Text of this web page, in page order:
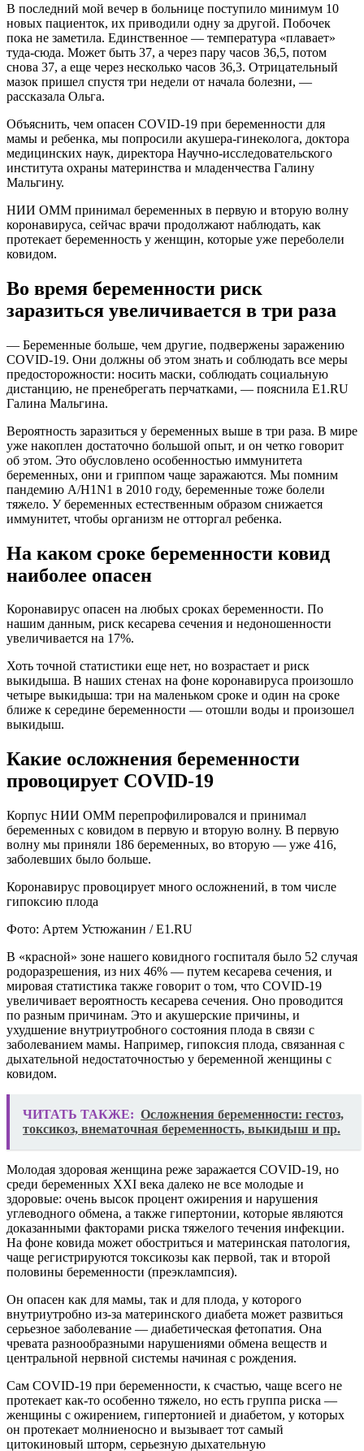
В последний мой вечер в больнице поступило минимум 10
новых пациенток, их приводили одну за другой. Побочек
пока не заметила. Единственное — температура «плавает»
туда-сюда. Может быть 37, а через пару часов 36,5, потом
снова 37, а еще через несколько часов 36,3. Отрицательный
мазок пришел спустя три недели от начала болезни, —
рассказала Ольга.
Объяснить, чем опасен COVID-19 при беременности для
мамы и ребенка, мы попросили акушера-гинеколога, доктора
медицинских наук, директора Научно-исследовательского
института охраны материнства и младенчества Галину
Мальгину.
НИИ ОММ принимал беременных в первую и вторую волну
коронавируса, сейчас врачи продолжают наблюдать, как
протекает беременность у женщин, которые уже переболели
ковидом.
Во время беременности риск
заразиться увеличивается в три раза
— Беременные больше, чем другие, подвержены заражению
COVID-19. Они должны об этом знать и соблюдать все меры
предосторожности: носить маски, соблюдать социальную
дистанцию, не пренебрегать перчатками, — пояснила Е1.RU
Галина Мальгина.
Вероятность заразиться у беременных выше в три раза. В мире
уже накоплен достаточно большой опыт, и он четко говорит
об этом. Это обусловлено особенностью иммунитета
беременных, они и гриппом чаще заражаются. Мы помним
пандемию A/H1N1 в 2010 году, беременные тоже болели
тяжело. У беременных естественным образом снижается
иммунитет, чтобы организм не отторгал ребенка.
На каком сроке беременности ковид
наиболее опасен
Коронавирус опасен на любых сроках беременности. По
нашим данным, риск кесарева сечения и недоношенности
увеличивается на 17%.
Хоть точной статистики еще нет, но возрастает и риск
выкидыша. В наших стенах на фоне коронавируса произошло
четыре выкидыша: три на маленьком сроке и один на сроке
ближе к середине беременности — отошли воды и произошел
выкидыш.
Какие осложнения беременности
провоцирует COVID-19
Корпус НИИ ОММ перепрофилировался и принимал
беременных с ковидом в первую и вторую волну. В первую
волну мы приняли 186 беременных, во вторую — уже 416,
заболевших было больше.
Коронавирус провоцирует много осложнений, в том числе
гипоксию плода
Фото: Артем Устюжанин / Е1.RU
В «красной» зоне нашего ковидного госпиталя было 52 случая
родоразрешения, из них 46% — путем кесарева сечения, и
мировая статистика также говорит о том, что COVID-19
увеличивает вероятность кесарева сечения. Оно проводится
по разным причинам. Это и акушерские причины, и
ухудшение внутриутробного состояния плода в связи с
заболеванием мамы. Например, гипоксия плода, связанная с
дыхательной недостаточностью у беременной женщины с
ковидом.
ЧИТАТЬ ТАКЖЕ: Осложнения беременности: гестоз,
токсикоз, внематочная беременность, выкидыш и пр.
Молодая здоровая женщина реже заражается COVID-19, но
среди беременных XXI века далеко не все молодые и
здоровые: очень высок процент ожирения и нарушения
углеводного обмена, а также гипертонии, которые являются
доказанными факторами риска тяжелого течения инфекции.
На фоне ковида может обостриться и материнская патология,
чаще регистрируются токсикозы как первой, так и второй
половины беременности (преэклампсия).
Он опасен как для мамы, так и для плода, у которого
внутриутробно из-за материнского диабета может развиться
серьезное заболевание — диабетическая фетопатия. Она
чревата разнообразными нарушениями обмена веществ и
центральной нервной системы начиная с рождения.
Сам COVID-19 при беременности, к счастью, чаще всего не
протекает как-то особенно тяжело, но есть группа риска —
женщины с ожирением, гипертонией и диабетом, у которых
он протекает молниеносно и вызывает тот самый
цитокиновый шторм, серьезную дыхательную